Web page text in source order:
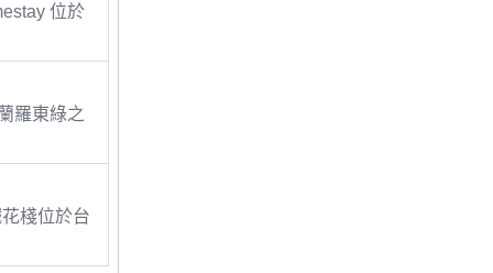
位於
羅東綠之
棧位於台